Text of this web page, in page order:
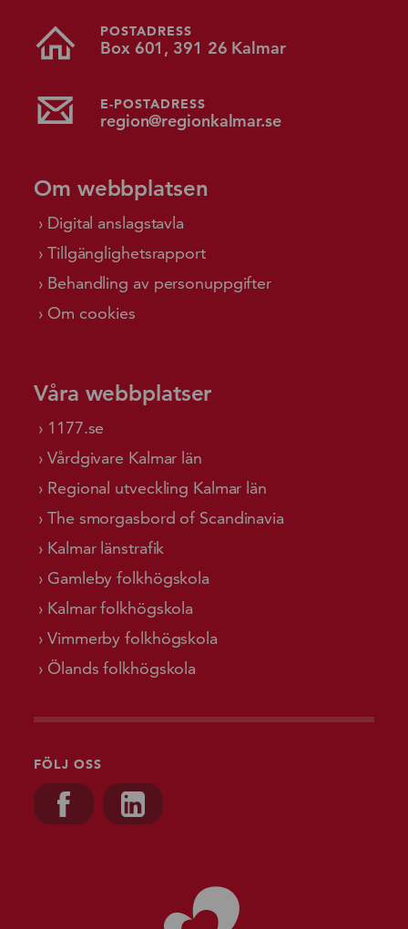
POSTADRESS
Box 601, 391 26 Kalmar
E-POSTADRESS
region@regionkalmar.se
Om webbplatsen
Digital anslagstavla
Tillgänglighetsrapport
Behandling av personuppgifter
Om cookies
Våra webbplatser
1177.se
Vårdgivare Kalmar län
Regional utveckling Kalmar län
The smorgasbord of Scandinavia
Kalmar länstrafik
Gamleby folkhögskola
Kalmar folkhögskola
Vimmerby folkhögskola
Ölands folkhögskola
FÖLJ OSS
Besök oss på, Facebook
Besök oss på, Linkedin